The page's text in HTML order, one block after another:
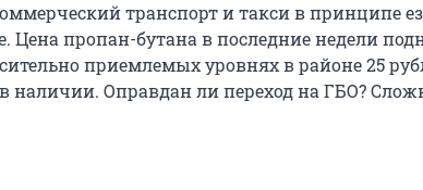
транспорт и такси в принципе
Цена пропан-бутана в последние недели
приемлемых уровнях в районе25
наличии. Оправдан ли переход на ГБО?